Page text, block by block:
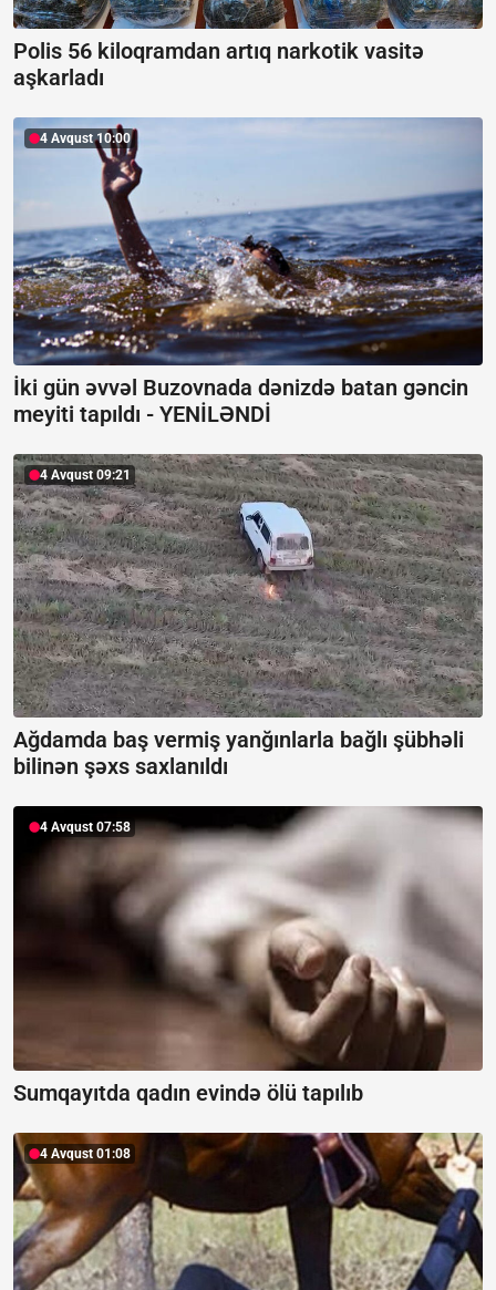
Polis 56 kiloqramdan artıq narkotik vasitə
aşkarladı
4 Avqust 10:00
İki gün əvvəl Buzovnada dənizdə batan gəncin
meyiti tapıldı - YENİLƏNDİ
4 Avqust 09:21
Ağdamda baş vermiş yanğınlarla bağlı şübhəli
bilinən şəxs saxlanıldı
4 Avqust 07:58
Sumqayıtda qadın evində ölü tapılıb
4 Avqust 01:08